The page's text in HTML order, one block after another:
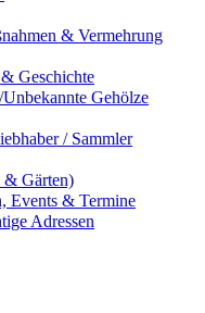
& Vermehrung
Geschichte
Gehölze
/ Sammler
Gärten)
Events & Termine
Adressen